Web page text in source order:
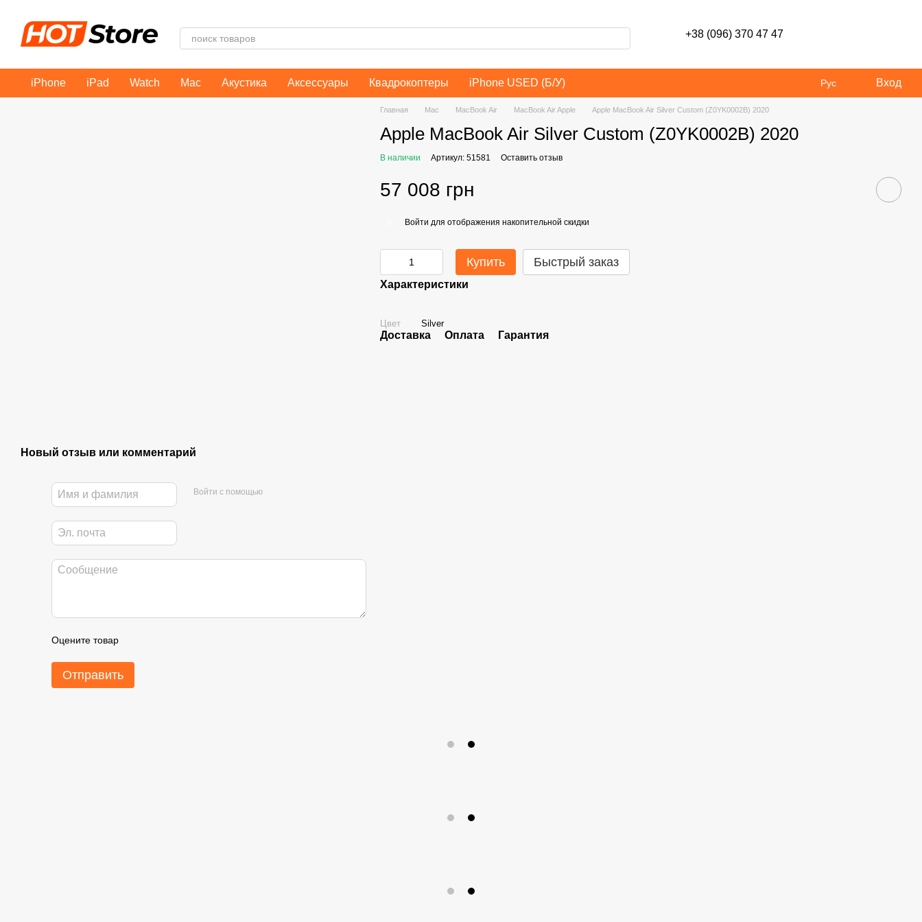
+38 (096) 370 47 47
iPhone iPad Watch Mac Акустика Аксессуары Квадрокоптеры iPhone USED (Б/У) Рус Вход
Новый отзыв или комментарий
Войти с помощью
Оцените товар
Отправить
Главная Mac MacBook Air MacBook Air Apple Apple MacBook Air Silver Custom (Z0YK0002B) 2020
Apple MacBook Air Silver Custom (Z0YK0002B) 2020
В наличии Артикул: 51581 Оставить отзыв
57 008 грн
Войти для отображения накопительной скидки
Купить Быстрый заказ
Характеристики
Цвет Silver
Доставка Оплата Гарантия